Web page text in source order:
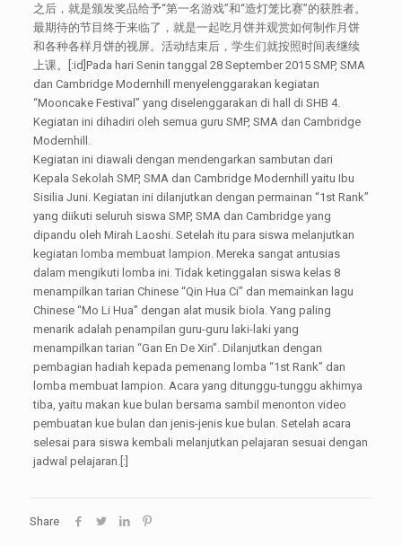
之后，就是颁发奖品给予“第一名游戏”和“造灯笼比赛”的获胜者。
最期待的节目终于来临了，就是一起吃月饼并观赏如何制作月饼
和各种各样月饼的视屏。活动结束后，学生们就按照时间表继续
上课。[:id]Pada hari Senin tanggal 28 September 2015 SMP, SMA
dan Cambridge Modernhill menyelenggarakan kegiatan
“Mooncake Festival” yang diselenggarakan di hall di SHB 4.
Kegiatan ini dihadiri oleh semua guru SMP, SMA dan Cambridge
Modernhill.
Kegiatan ini diawali dengan mendengarkan sambutan dari
Kepala Sekolah SMP, SMA dan Cambridge Modernhill yaitu Ibu
Sisilia Juni. Kegiatan ini dilanjutkan dengan permainan “1st Rank”
yang diikuti seluruh siswa SMP, SMA dan Cambridge yang
dipandu oleh Mirah Laoshi. Setelah itu para siswa melanjutkan
kegiatan lomba membuat lampion. Mereka sangat antusias
dalam mengikuti lomba ini. Tidak ketinggalan siswa kelas 8
menampilkan tarian Chinese “Qin Hua Ci” dan memainkan lagu
Chinese “Mo Li Hua” dengan alat musik biola. Yang paling
menarik adalah penampilan guru-guru laki-laki yang
menampilkan tarian “Gan En De Xin”. Dilanjutkan dengan
pembagian hadiah kepada pemenang lomba “1st Rank” dan
lomba membuat lampion. Acara yang ditunggu-tunggu akhirnya
tiba, yaitu makan kue bulan bersama sambil menonton video
pembuatan kue bulan dan jenis-jenis kue bulan. Setelah acara
selesai para siswa kembali melanjutkan pelajaran sesuai dengan
jadwal pelajaran.[:]
Share